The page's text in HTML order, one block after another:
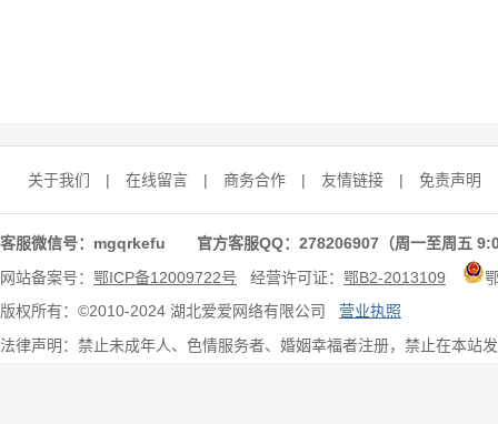
关于我们 | 在线留言 | 商务合作 | 友情链接 | 免责声明
客服微信号：mgqrkefu 官方客服QQ：278206907（周一至周五
网站备案号： 鄂ICP备12009722号 经营许可证： 鄂B2-2013109
版权所有：©2010-2024 湖北爱爱网络有限公司 营业执照
法律声明：禁止未成年人、色情服务者、婚姻幸福者注册，禁止在本站